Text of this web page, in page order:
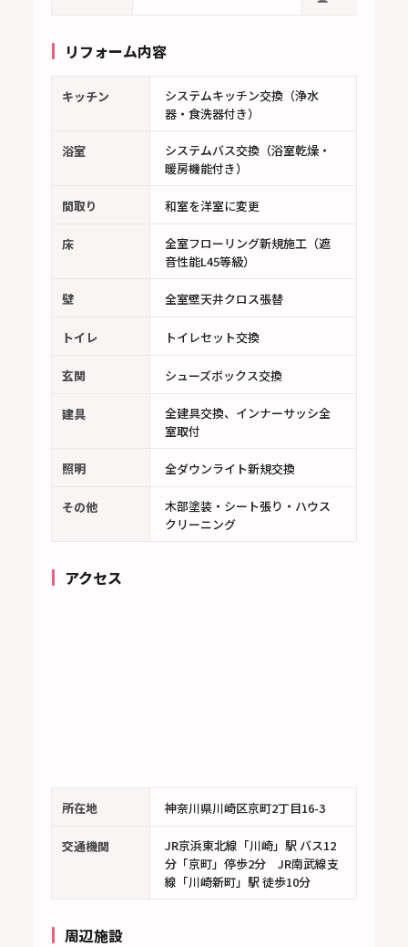
リフォーム内容
キッチン
システムキッチン交換（浄水
器・食洗器付き）
浴室
システムバス交換（浴室乾燥・
暖房機能付き）
間取り 和室を洋室に変更
床
全室フローリング新規施工（遮
音性能L45等級）
壁 全室壁天井クロス張替
トイレ トイレセット交換
玄関 シューズボックス交換
建具
全建具交換、インナーサッシ全
室取付
照明 全ダウンライト新規交換
その他
木部塗装・シート張り・ハウス
クリーニング
アクセス
所在地 神奈川県川崎区京町2丁目16-3
交通機関
JR京浜東北線「川崎」駅 バス12
分「京町」停歩2分 JR南武線支
線「川崎新町」駅 徒歩10分
周辺施設